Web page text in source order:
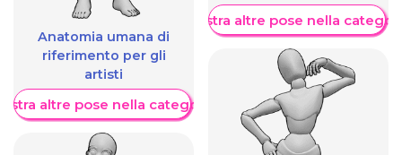
Anatomia umana di
riferimento per gli
artisti
altre pose nella categoria
Mostra altre pose nella